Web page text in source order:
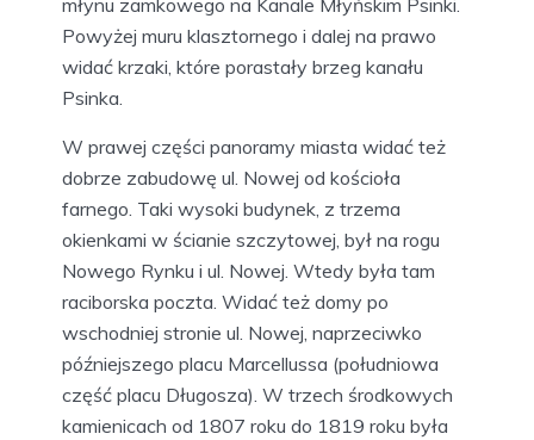
młynu zamkowego na Kanale Młyńskim Psinki.
Powyżej muru klasztornego i dalej na prawo
widać krzaki, które porastały brzeg kanału
Psinka.
W prawej części panoramy miasta widać też
dobrze zabudowę ul. Nowej od kościoła
farnego. Taki wysoki budynek, z trzema
okienkami w ścianie szczytowej, był na rogu
Nowego Rynku i ul. Nowej. Wtedy była tam
raciborska poczta. Widać też domy po
wschodniej stronie ul. Nowej, naprzeciwko
późniejszego placu Marcellussa (południowa
część placu Długosza). W trzech środkowych
kamienicach od 1807 roku do 1819 roku była